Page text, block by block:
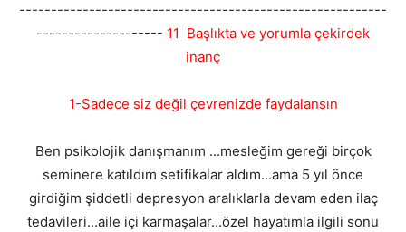
----------------------------------------------------------
-------------------- 11 Başlıkta ve yorumla çekirdek
inanç
1-Sadece siz değil çevrenizde faydalansın
Ben psikolojik danışmanım ...mesleğim gereği birçok
seminere katıldım setifikalar aldım...ama 5 yıl önce
girdiğim şiddetli depresyon aralıklarla devam eden ilaç
tedavileri...aile içi karmaşalar...özel hayatımla ilgili sonu